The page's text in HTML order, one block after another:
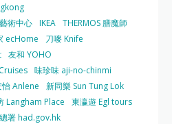
術中心 IKEA THERMOS 膳魔師
ecHome
刀嘜 Knife
友和 YOHO
味珍味 aji-no-chinmi
怡 Anlene
新同樂 Sun Tung Lok
Langham Place
東瀛遊 Egl tours
署 had.gov.hk